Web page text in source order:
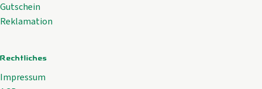
Gutschein
Reklamation
Rechtliches
Impressum